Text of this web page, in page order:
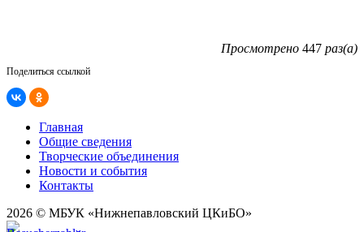
Просмотрено 447 раз(а)
Поделиться ссылкой
Главная
Общие сведения
Творческие объединения
Новости и события
Контакты
2026 © МБУК «Нижнепавловский ЦКиБО»